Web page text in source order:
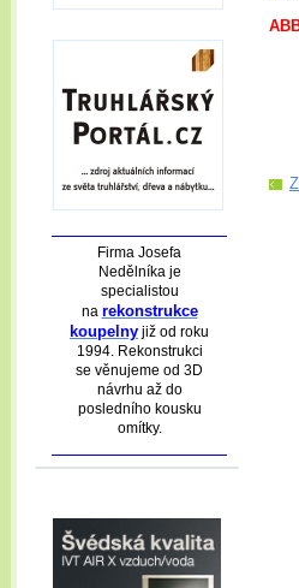
Firma Josefa
Nedělníka je
specialistou
na rekonstrukce
koupelny již od roku
1994. Rekonstrukci
se věnujeme od 3D
návrhu až do
posledního kousku
omítky.